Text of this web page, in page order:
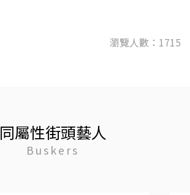
瀏覽人數：1715
同屬性街頭藝人
Buskers